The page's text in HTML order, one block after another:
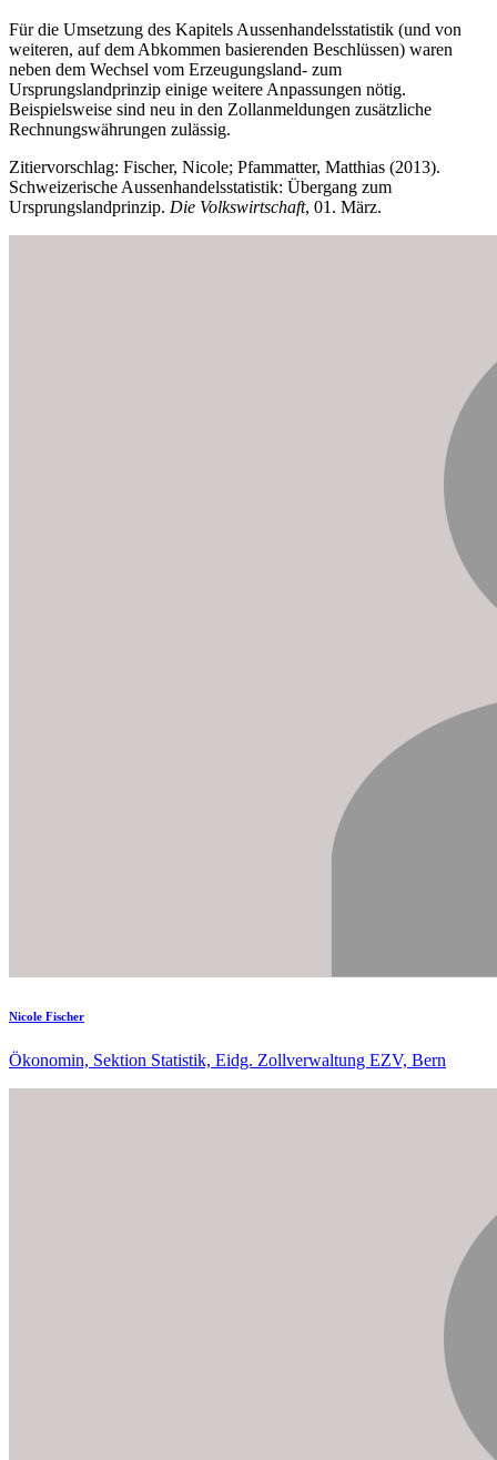
Für die Umsetzung des Kapitels Aussenhandelsstatistik (und von
weiteren, auf dem Abkommen basierenden Beschlüssen) waren
neben dem Wechsel vom Erzeugungsland- zum
Ursprungslandprinzip einige weitere Anpassungen nötig.
Beispielsweise sind neu in den Zollanmeldungen zusätzliche
Rechnungswährungen zulässig.
Zitiervorschlag: Fischer, Nicole; Pfammatter, Matthias (2013).
Schweizerische Aussenhandelsstatistik: Übergang zum
Ursprungslandprinzip. Die Volkswirtschaft, 01. März.
Nicole Fischer
Ökonomin, Sektion Statistik, Eidg. Zollverwaltung EZV, Bern